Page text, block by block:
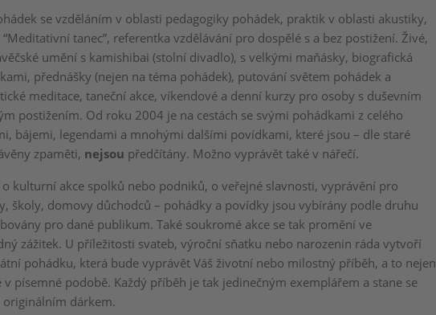
se vzděláním v oblasti pedagogiky pohádek, praktik v oblasti akustiky,
tanec”, referentka vzdělávání pro dospělé s a bez postižení. Živé,
umění s kamishibai (stolní divadlo), s velkými maňásky, biografická
přednášky (nejen na téma pohádek), putování světem pohádek a
meditace, taneční akce, víkendové a denní kurzy pro osoby s duševním
postižením. Od roku 2004 je na cestách se svými pohádkami z celého
bájemi, legendami a mnohými dalšími povídkami, které jsou – dle staré
zpaměti, nejsou předčítány. Možno vyprávět také v nářečí.
o kulturní akce spolků nebo podniků, o veřejné slavnosti, vyprávění pro
školy, domovy důchodců – pohádky a povídky jsou vybírány podle druhu
pro dané publikum. Také soukromé akce se tak promění ve
zážitek. U příležitosti svateb, výroční sňatku nebo narozenin ráda vytvoří
pohádku, která bude vyprávět Váš životní nebo milostný příběh, a to nejen
v písemné podobě. Každý příběh je tak jedinečným exemplářem a stane se
dárkem.